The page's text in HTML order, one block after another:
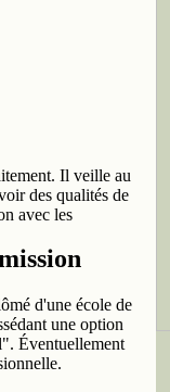
Il veille au
des qualités de
avec les
d'une école de
une option
Éventuellement